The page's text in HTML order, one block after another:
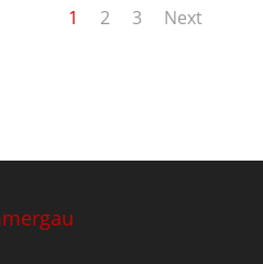
1 2 3 Next